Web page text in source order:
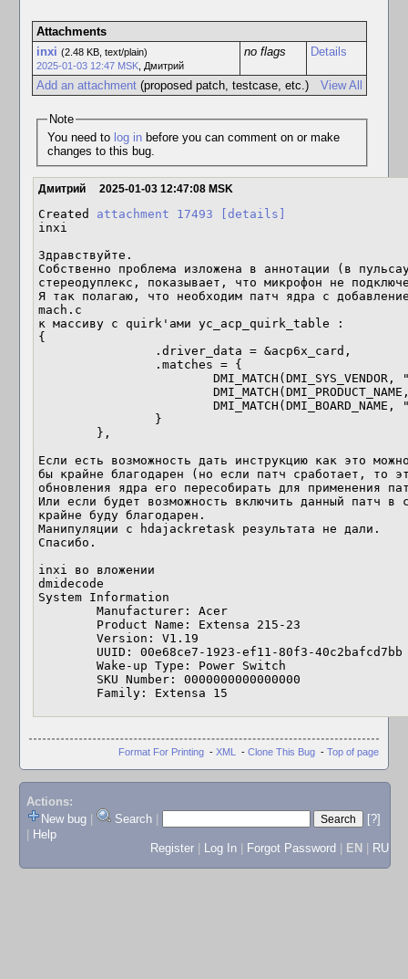
Attachments
inxi (2.48 KB, text/plain)
2025-01-03 12:47 MSK, Дмитрий
no flags Details
View All
Add an attachment(proposed patch, testcase, etc.)
Note
You need to log inbefore you can comment on or make
changes to this bug.
Дмитрий 2025-01-03 12:47:08 MSK
Created attachment 17493
[details]
inxi
Здравствуйте.
Собственно проблема изложена в аннотации (в
стереодуплекс, показывает, что микрофон не
Я так полагаю, что необходим патч ядра с
mach.c
к массиву с quirk'ами yc_acp_quirk_table :
{
Если есть возможность дать инструкцию как это
бы крайне благодарен (но если патч сработает, то
обновления ядра его пересобирать для применения
Или если будет возможность включить данный патч в
крайне буду благодарен.
Манипуляции с hdajackretask результата не дали.
Спасибо.
inxi во вложении
dmidecode
System Information
	Family: Extensa 15
Format For Printing - XML - Clone This Bug - Top of page
Actions:
New bug
Search
[?]
Help
Register
Log In Forgot Password EN RU